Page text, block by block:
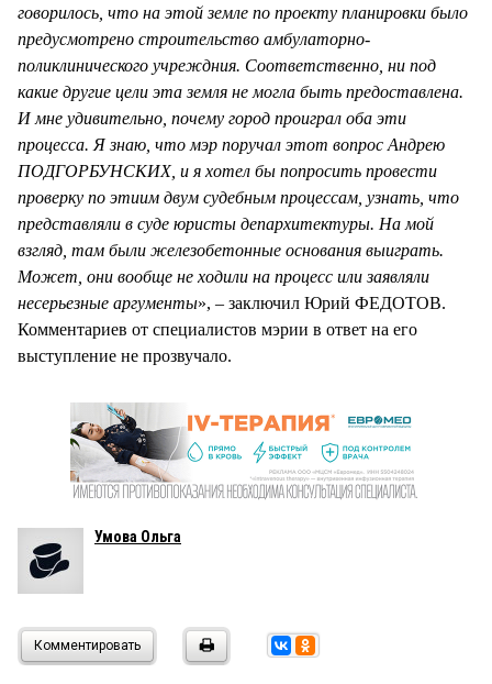
говорилось, что на этой земле по проекту планировки было
предусмотрено строительство амбулаторно-
поликлинического учреждния. Соответственно, ни под
какие другие цели эта земля не могла быть предоставлена.
И мне удивительно, почему город проиграл оба эти
процесса. Я знаю, что мэр поручал этот вопрос Андрею
ПОДГОРБУНСКИХ, и я хотел бы попросить провести
проверку по этиим двум судебным процессам, узнать, что
представляли в суде юристы депархитектуры. На мой
взгляд, там были железобетонные основания выиграть.
Может, они вообще не ходили на процесс или заявляли
несерьезные аргументы», – заключил Юрий ФЕДОТОВ.
Комментариев от специалистов мэрии в ответ на его
выступление не прозвучало.
Умова Ольга
Комментировать